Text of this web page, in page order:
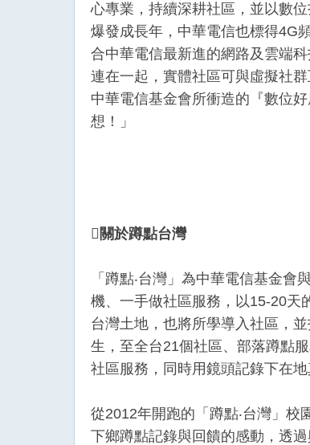
心專業，持續深耕社區，並以數
爆發成長年，中華電信也標得4G
合中華電信最新進的網路及雲端
連在一起，實體社區可與虛擬社
中華電信基金會所衝造的『數位
想！」
 關於蹲點台灣
「蹲點‧台灣」為中華電信基金
機、一手做社區服務，以15-20天
台灣土地，也將所學導入社區，
生，至全台21個社區、部落蹲點
社區服務，同時用鏡頭記錄下在地
從2012年開跑的「蹲點‧台灣」
下鄉蹲點記錄與回饋的感動，透